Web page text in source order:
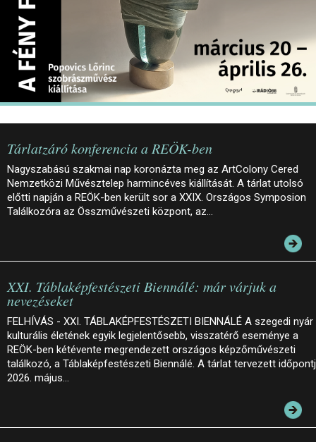
KÖZÉRDEKŰ ADATOK
Tárlatzáró konferencia a REÖK-ben
Nagyszabású szakmai nap koronázta meg az ArtColony Cered
Nemzetközi Művésztelep harmincéves kiállítását. A tárlat utolsó
előtti napján a REÖK-ben került sor a XXIX. Országos Symposion
Találkozóra az Összművészeti központ, az…
XXI. Táblaképfestészeti Biennálé: már várjuk a
nevezéseket
FELHÍVÁS - XXI. TÁBLAKÉPFESTÉSZETI BIENNÁLÉ A szegedi nyár
kulturális életének egyik legjelentősebb, visszatérő eseménye a
REÖK-ben kétévente megrendezett országos képzőművészeti
találkozó, a Táblaképfestészeti Biennálé. A tárlat tervezett
2026. május…